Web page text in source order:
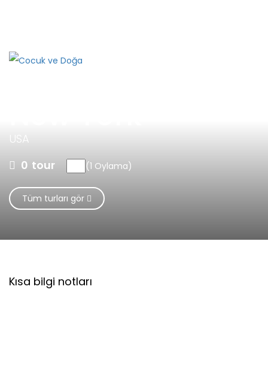
USA
0 tour (1 Oylama)
Tüm turları gör
Kısa bilgi notları